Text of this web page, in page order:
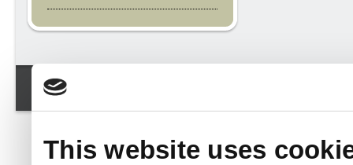
This website uses
Druckversion
© Dr. Franziska Lehmann